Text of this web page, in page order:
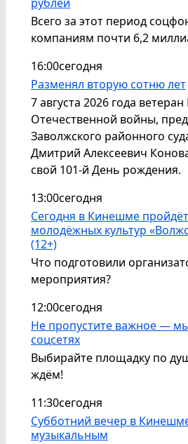
Всего за этот период
компаниям почти 6,2
16:00сегодня
Разменял вторую сотню лет
7 августа 2026 года
Отечественной войны,
Заволжского районного
Дмитрий Алексеевич
свой 101-й День рождения.
13:00сегодня
Сегодня в Кинешме
молодёжных культур
(12+)
Что подготовили
мероприятия?
12:00сегодня
Не пропустите важное —
соцсетях
Выбирайте площадку по
ждём!
11:30сегодня
Субботний вечер в
музыкальным